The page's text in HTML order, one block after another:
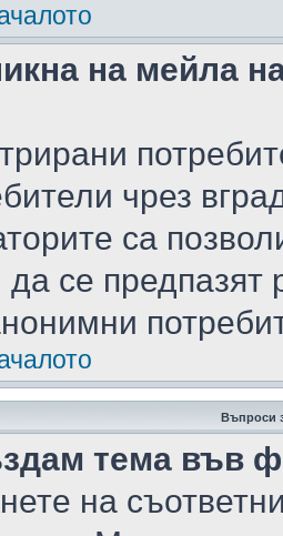
на мейла
чрез
са
се предпазят
Въпроси
тема във
на